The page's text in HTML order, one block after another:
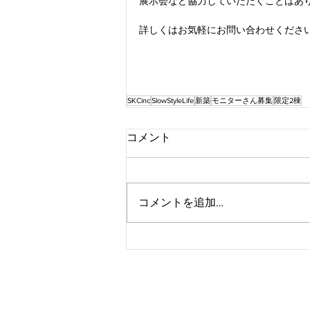
詳しくはお気軽にお問い合わせください
SKCincSlowStyleLife 新築モニターさん募集限定2棟
コメント
コメントを追加…